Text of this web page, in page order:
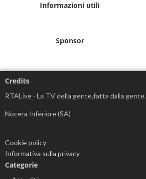
Informazioni utili
Sponsor
Credits
RTALive - La TV della gente,fatta dalla gente.
Nocera Inferiore (SA)
Cookie policy
Informativa sulla privacy
Categorie